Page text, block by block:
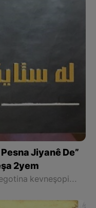
Jiyanê De”
2yem
Rola Refîq Sabir li rohnkirin û vegotina kevneşopiyên serdest û adetiyên civaka Kurdî ya nîveya duyemîn a sedsala bîstan.